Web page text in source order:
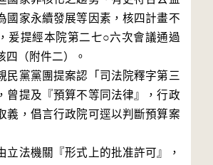
國家永續發展等因素，核四計畫不
爰提經本院第二七○六次會議通過
四（附件二）。
民黨黨團提案認「司法院釋字第三
曾提及『預算不等同法律』，行政
義，倡言行政院可逕以判斷預算案
立法機關『形式上的批准許可』，